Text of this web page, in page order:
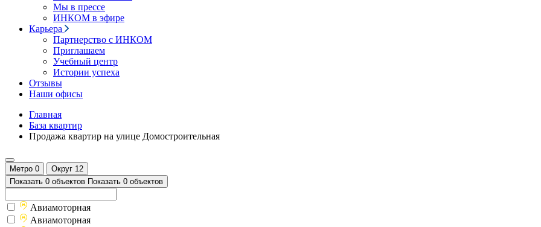
Мы в прессе
ИНКОМ в эфире
Карьера
Партнерство с ИНКОМ
Приглашаем
Учебный центр
Истории успеха
Отзывы
Наши офисы
Главная
База квартир
Продажа квартир на улице Домостроительная
Метро 0 Округ 12
Показать 0 объектов Показать 0 объектов
Авиамоторная
Авиамоторная